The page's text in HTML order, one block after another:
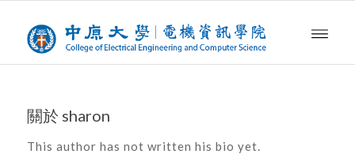
關於 sharon
This author has not written his bio yet.